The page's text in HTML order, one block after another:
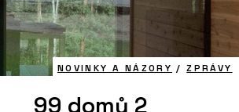
NOVINKY A NÁZORY /ZPRÁVY
99 domů 2